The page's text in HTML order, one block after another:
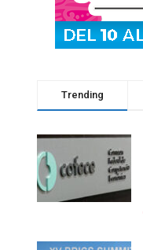
Trending